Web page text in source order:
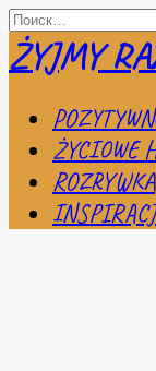
Перейти
к
содержанию
Search
for:
ŻYJMY
ŻYCIOWE
ROZRYWKA